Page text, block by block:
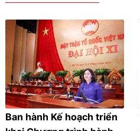
Ban hành Kế hoạch triển